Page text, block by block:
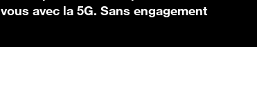
vous avec la 5G. Sans engagement